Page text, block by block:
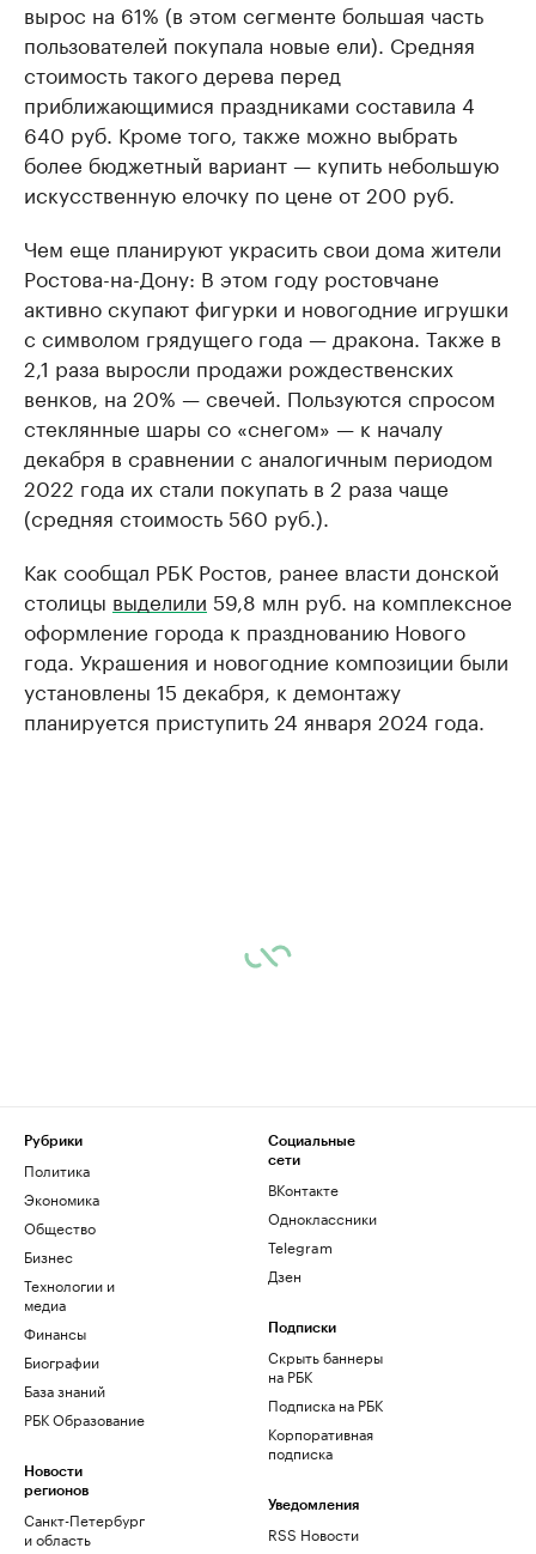
вырос на 61% (в этом сегменте большая часть
пользователей покупала новые ели). Средняя
стоимость такого дерева перед
приближающимися праздниками составила 4
640 руб. Кроме того, также можно выбрать
более бюджетный вариант — купить небольшую
искусственную елочку по цене от 200 руб.
Чем еще планируют украсить свои дома жители
Ростова-на-Дону: В этом году ростовчане
активно скупают фигурки и новогодние игрушки
с символом грядущего года — дракона. Также в
2,1 раза выросли продажи рождественских
венков, на 20% — свечей. Пользуются спросом
стеклянные шары со «снегом» — к началу
декабря в сравнении с аналогичным периодом
2022 года их стали покупать в 2 раза чаще
(средняя стоимость 560 руб.).
Как сообщал РБК Ростов, ранее власти донской
столицы выделили 59,8 млн руб. на комплексное
оформление города к празднованию Нового
года. Украшения и новогодние композиции были
установлены 15 декабря, к демонтажу
планируется приступить 24 января 2024 года.
Рубрики
Политика
Экономика
Общество
Бизнес
Технологии и
медиа
Финансы
Биографии
База знаний
РБК Образование
Новости
регионов
Санкт-Петербург
и область
Социальные
сети
ВКонтакте
Одноклассники
Telegram
Дзен
Подписки
Скрыть баннеры
на РБК
Подписка на РБК
Корпоративная
подписка
Уведомления
RSS Новости